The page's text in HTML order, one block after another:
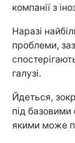
компанії з
Наразі
проблеми,
галузі.
Йдеться,
під базовими
якими може